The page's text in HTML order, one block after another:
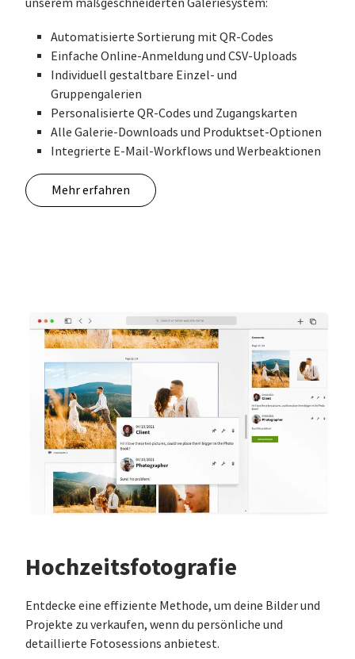
Automatisierte Sortierung mit QR-Codes
Einfache Online-Anmeldung und CSV-Uploads
Individuell gestaltbare Einzel- und
Gruppengalerien
Personalisierte QR-Codes und Zugangskarten
Alle Galerie-Downloads und Produktset-Optionen
Integrierte E-Mail-Workflows und Werbeaktionen
Mehr erfahren
Hochzeitsfotografie
Entdecke eine effiziente Methode, um deine Bilder und
Projekte zu verkaufen, wenn du persönliche und
detaillierte Fotosessions anbietest.